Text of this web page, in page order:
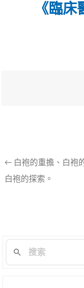
《臨床
文
章
← 白袍的重擔、白袍
白袍的探索。